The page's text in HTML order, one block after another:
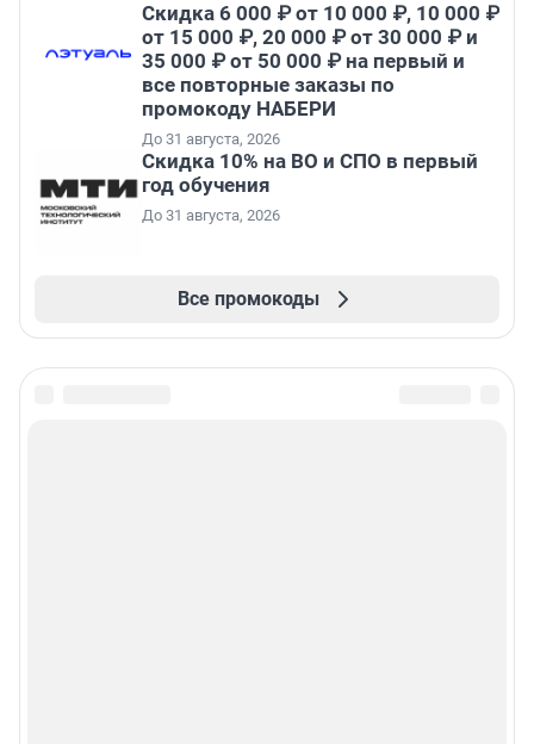
Скидка 6 000 ₽ от 10 000 ₽, 10 000 ₽
от 15 000 ₽, 20 000 ₽ от 30 000 ₽ и
35 000 ₽ от 50 000 ₽ на первый и
все повторные заказы по
промокоду НАБЕРИ
До 31 августа, 2026
Скидка 10% на ВО и СПО в первый
год обучения
До 31 августа, 2026
Все промокоды